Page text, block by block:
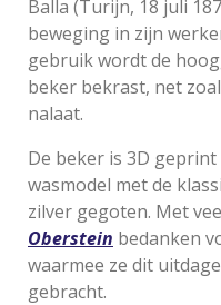
Balla (Turijn, 18 juli
beweging in zijn
gebruik wordt de
beker bekrast, net
nalaat.
De beker is 3D
wasmodel met de
zilver gegoten. Met
Oberstein bedanken
waarmee ze dit
gebracht.